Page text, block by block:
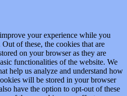
your experience while you
of these, the cookies that are
on your browser as they are
functionalities of the website. We
help us analyze and understand how
will be stored in your browser
have the option to opt-out of these